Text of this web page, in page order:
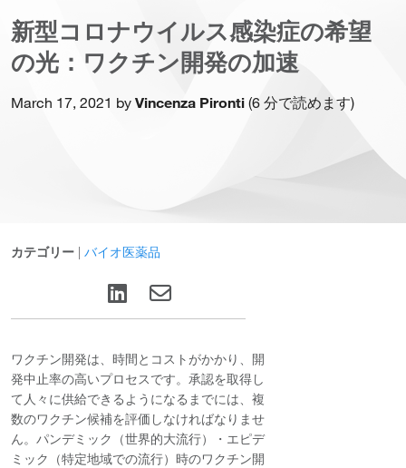
新型コロナウイルス感染症の希望
の光：ワクチン開発の加速
March 17, 2021 by Vincenza Pironti (6 分で読めます)
カテゴリー | バイオ医薬品
ワクチン開発は、時間とコストがかかり、開
発中止率の高いプロセスです。承認を取得し
て人々に供給できるようになるまでには、複
数のワクチン候補を評価しなければなりませ
ん。パンデミック（世界的大流行）・エピデ
ミック（特定地域での流行）時のワクチン開